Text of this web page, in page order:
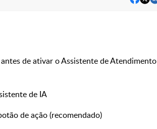
de ativar o Assistente de Atendimento
de IA
de ação (recomendado)